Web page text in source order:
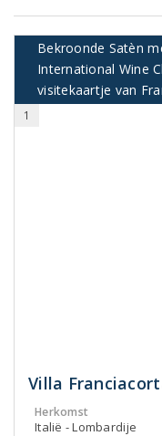
Bekroonde Satèn
International Wine
visitekaartje van
1
Villa
Herkomst
Italië - Lombardije